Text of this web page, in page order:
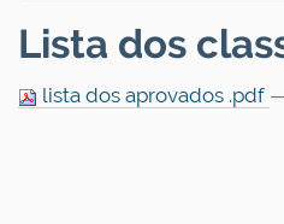
Lista dos
lista dos aprovados .pdf